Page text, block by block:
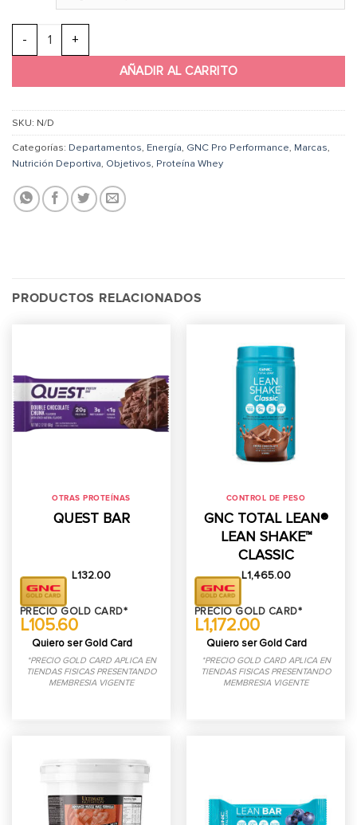
GNC Pro Performance 100% Whey Protein cantidad
AÑADIR AL CARRITO
SKU: N/D
Categorías: Departamentos, Energía, GNC Pro Performance, Marcas,
Nutrición Deportiva, Objetivos, Proteína Whey
PRODUCTOS RELACIONADOS
OTRAS PROTEÍNAS
QUEST BAR
L132.00
PRECIO GOLD CARD*
L105.60
Quiero ser Gold Card
*PRECIO GOLD CARD APLICA EN
TIENDAS FISICAS PRESENTANDO
MEMBRESIA VIGENTE
CONTROL DE PESO
GNC TOTAL LEAN®
LEAN SHAKE™
CLASSIC
L1,465.00
PRECIO GOLD CARD*
L1,172.00
Quiero ser Gold Card
*PRECIO GOLD CARD APLICA EN
TIENDAS FISICAS PRESENTANDO
MEMBRESIA VIGENTE